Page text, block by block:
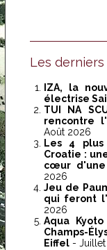
Les
IZA, la
électrise
TUI NA
rencontre
Août 2026
Les 4
Croatie :
cœur d'une
2026
Jeu de
qui feront
2026
Aqua
Champs-
Eiffel- Juillet